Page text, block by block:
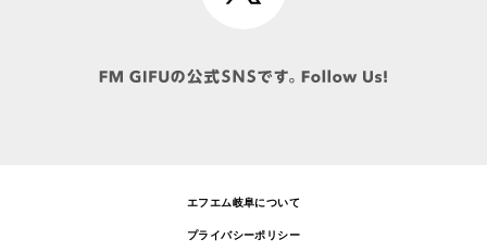
エフエム岐阜について
プライバシーポリシー